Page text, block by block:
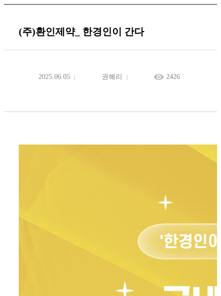
(주)환인제약_ 한경인이 간다
2025.06.05 권혜리 2426